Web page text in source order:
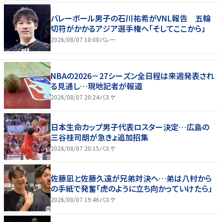
バレーボール男子の石川祐希がVNL報告 五輪
切符がかかるアジア選手権へ「そしてここから」
2026/08/07 10:08バレー
NBAの2026－27シーズン全日程は来週発表され
る見通し…現地記者が報道
2026/08/07 20:24バスケ
日本生命カップ男子代表ロスター決定…広島の
三谷桂司朗が急きょ追加招集
2026/08/07 20:15バスケ
佐藤凪と佐藤久遠が兄弟対決へ…弟は八村から
の手紙で発奮「虎のように立ち向かっていけたら」
2026/08/07 19:46バスケ